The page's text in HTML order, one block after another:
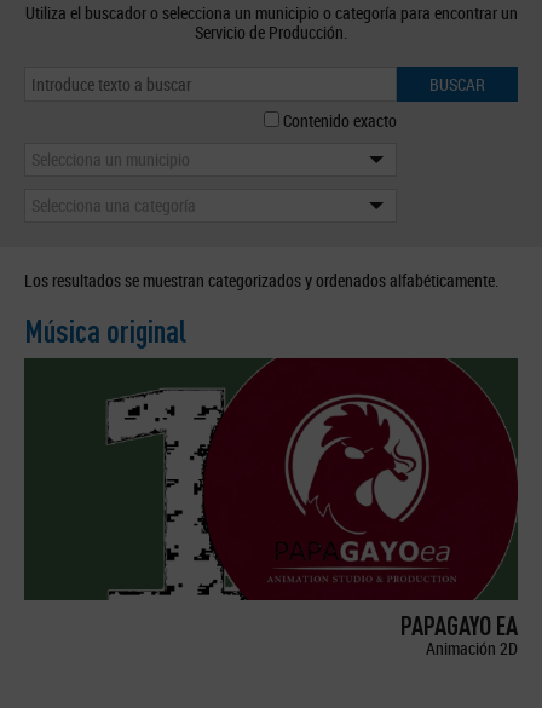
Utiliza el buscador o selecciona un municipio o categoría para encontrar un
Servicio de Producción.
BUSCAR
Contenido exacto
Selecciona un municipio
Selecciona una categoría
Los resultados se muestran categorizados y ordenados alfabéticamente.
Música original
PAPAGAYO EA
Animación 2D